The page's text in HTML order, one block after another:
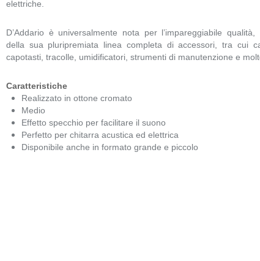
elettriche.
D’Addario è universalmente nota per l’impareggiabile
della sua pluripremiata linea completa di accessori, tra cui
capotasti, tracolle, umidificatori, strumenti di manutenzione e
Caratteristiche
Realizzato in ottone cromato
Medio
Effetto specchio per facilitare il suono
Perfetto per chitarra acustica ed elettrica
Disponibile anche in formato grande e piccolo